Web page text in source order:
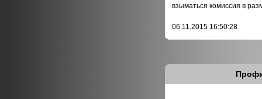
взыматься комиссия в
06.11.2015 16:50:28